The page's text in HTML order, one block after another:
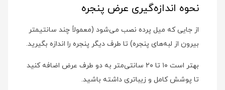
نحوه اندازه‌گیری عرض پنجره
از جایی که میل پرده نصب می‌شود (معمولاً چند سانتیمتر
بیرون از لبه‌های پنجره) تا طرف دیگر پنجره را اندازه بگیرید.
بهتر است ۱۰ تا ۲۰ سانتی‌متر به دو طرف عرض اضافه کنید
تا پوشش کامل و زیباتری داشته باشید.